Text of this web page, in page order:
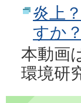
炎上
すか
本動画
環境研